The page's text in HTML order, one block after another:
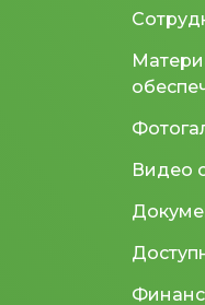
Видео